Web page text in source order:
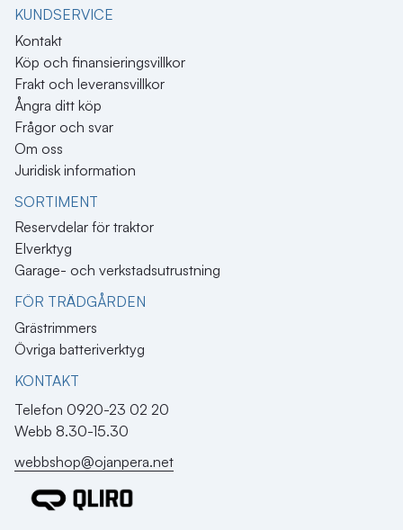
KUNDSERVICE
Kontakt
Köp och finansieringsvillkor
Frakt och leveransvillkor
Ångra ditt köp
Frågor och svar
Om oss
Juridisk information
SORTIMENT
Reservdelar för traktor
Elverktyg
Garage- och verkstadsutrustning
FÖR TRÄDGÅRDEN
Grästrimmers
Övriga batteriverktyg
KONTAKT​
Telefon 0920-23 02 20
Webb 8.30-15.30
webbshop@ojanpera.net